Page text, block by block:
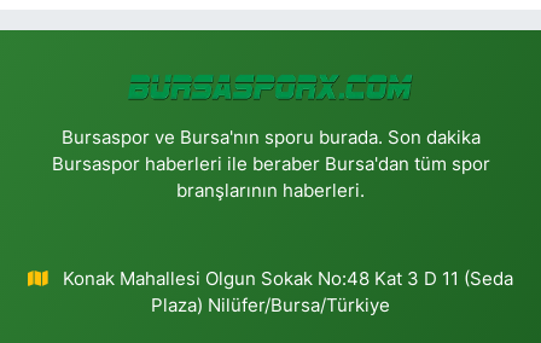
Bursaspor ve Bursa'nın sporu burada. Son dakika
Bursaspor haberleri ile beraber Bursa'dan tüm spor
branşlarının haberleri.
Konak Mahallesi Olgun Sokak No:48 Kat 3 D 11 (Seda
Plaza) Nilüfer/Bursa/Türkiye